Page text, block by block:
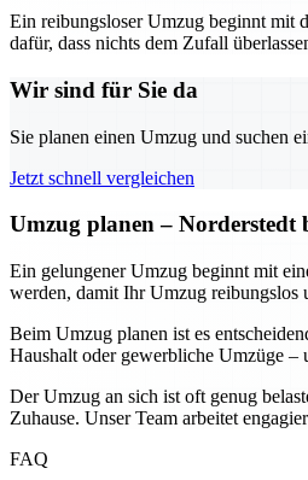
Ein reibungsloser Umzug beginnt mit
dafür, dass nichts dem Zufall
Wir sind für Sie da
Sie planen einen Umzug und suchen
Jetzt schnell vergleichen
Umzug planen – Norderstedt
Ein gelungener Umzug beginnt mit
werden, damit Ihr Umzug reibungslos
Beim Umzug planen ist es
Haushalt oder gewerbliche Umzüge –
Der Umzug an sich ist oft genug
Zuhause. Unser Team arbeitet
FAQ